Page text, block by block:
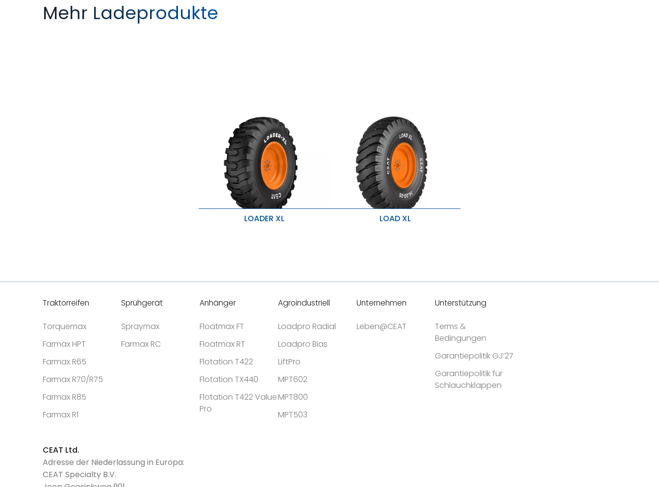
Mehr Ladeprodukte
LOADER XL LOAD XL
Traktorreifen
Torquemax
Farmax HPT
Farmax R65
Farmax R70/R75
Farmax R85
Farmax R1
Sprühgerät
Spraymax
Farmax RC
Anhänger
Floatmax FT
Floatmax RT
Flotation T422
Flotation TX440
Flotation T422 Value
Pro
Agroindustriell
Loadpro Radial
Loadpro Bias
LiftPro
MPT602
MPT800
MPT503
Unternehmen
Leben@CEAT
Unterstützung
Terms &
Bedingungen
Garantiepolitik GJ’27
Garantiepolitik für
Schlauchklappen
CEAT Ltd.
Adresse der Niederlassung in Europa:
CEAT Specialty B.V.